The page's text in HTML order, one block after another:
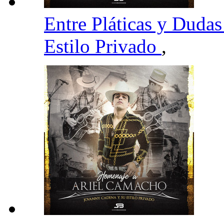
Entre Pláticas y
Estilo Privado ,